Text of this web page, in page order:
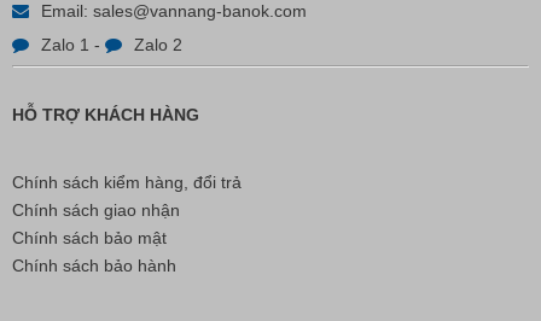
Liên hệ
Email: sales@vannang-banok.com
Zalo 1 - Zalo 2
HỖ TRỢ KHÁCH HÀNG
Chính sách kiểm hàng, đổi trả
Chính sách giao nhận
Chính sách bảo mật
Chính sách bảo hành